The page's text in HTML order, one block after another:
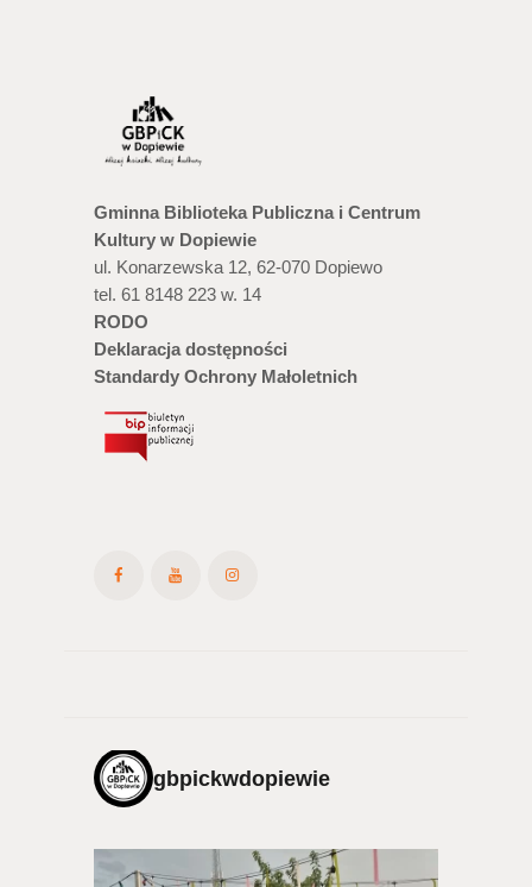
Gminna Biblioteka Publiczna i Centrum
Kultury w Dopiewie
ul. Konarzewska 12, 62-070 Dopiewo
tel. 61 8148 223 w. 14
RODO
Deklaracja dostępności
Standardy Ochrony Małoletnich
gbpickwdopiewie